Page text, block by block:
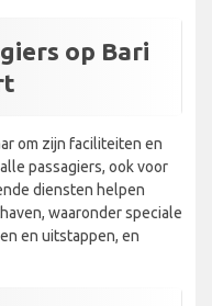
op Bari
om zijn faciliteiten en
passagiers, ook voor
diensten helpen
waaronder speciale
en uitstappen, en